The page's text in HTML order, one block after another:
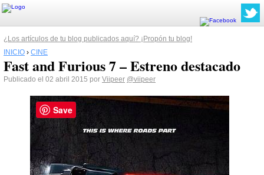
¿Los artículos de tu blog publicados aquí? ¡Propón tu blog!
INICIO › CINE
Fast and Furious 7 – Estreno destacado
Publicado el 02 abril 2015 por Viipeer @viipeer
Save